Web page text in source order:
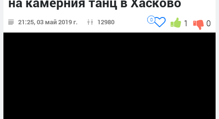
21:25, 03 май 2019 г. 12980 0
1
0